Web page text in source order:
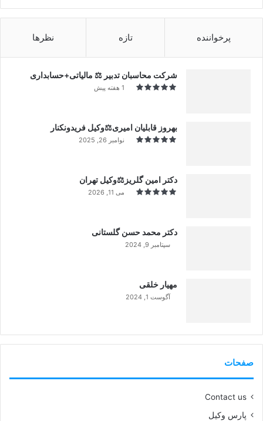
پرخواننده تازه نظرها
شرکت محاسبان تدبیر ⚖️ مالیاتی+حسابداری
1 هفته پیش
بهروز قابلیان امیری⚖️وکیل فریدونکنار
نوامبر 26, 2025
دکتر امین گلریز⚖️وکیل تهران
می 11, 2026
دکتر محمد حسن گلستانی
سپتامبر 9, 2024
مهیار خلقی
آگوست 1, 2024
صفحات
Contact us
پارس وکیل